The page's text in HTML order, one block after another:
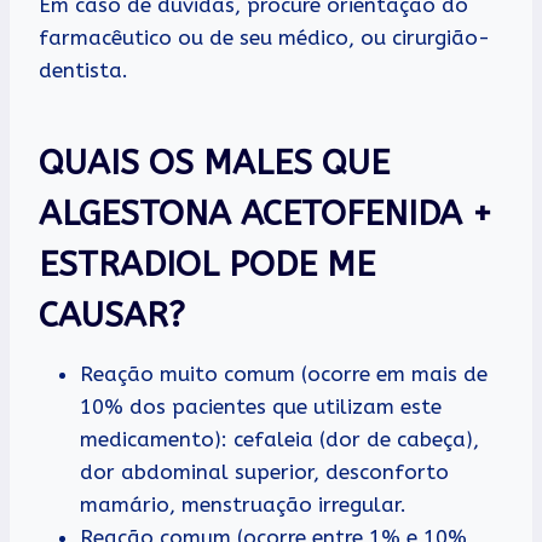
Em caso de dúvidas, procure orientação do
farmacêutico ou de seu médico, ou cirurgião-
dentista.
QUAIS OS MALES QUE
ALGESTONA ACETOFENIDA +
ESTRADIOL PODE ME
CAUSAR?
Reação muito comum (ocorre em mais de
10% dos pacientes que utilizam este
medicamento): cefaleia (dor de cabeça),
dor abdominal superior, desconforto
mamário, menstruação irregular.